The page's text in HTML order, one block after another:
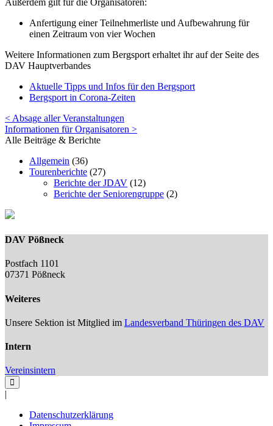
Anfertigung einer Teilnehmerliste und Aufbewahrung für
einen Zeitraum von vier Wochen
Weitere Informationen zum Bergsport erhaltet ihr auf der Seite des
DAV Hauptverbandes
Aktuelle Tipps und Infos für den Bergsport
Bergsport in Corona-Zeiten
< Absage aller Veranstaltungen
Informationen für Organisatoren >
Alle Beiträge & Berichte
Allgemein (36)
Tourenberichte (27)
Berichte der JDAV (12)
Berichte der Seniorengruppe (2)
DAV Pößneck
Postfach 1101
07371 Pößneck
Weiteres
Unsere Sektion ist Mitglied im Landesverband Thüringen des DAV
Intern
Vereinsintern
Datenschutzerklärung